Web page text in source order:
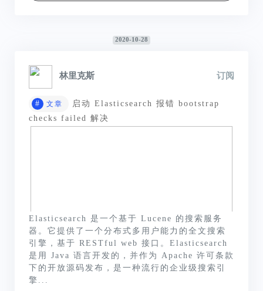
2020-10-28
林里克斯 订阅
# 文章
启动 Elasticsearch 报错 bootstrap
checks failed 解决
Elasticsearch 是一个基于 Lucene 的搜索服务
器。它提供了一个分布式多用户能力的全文搜索
引擎，基于 RESTful web 接口。Elasticsearch
是用 Java 语言开发的，并作为 Apache 许可条款
下的开放源码发布，是一种流行的企业级搜索引
擎...